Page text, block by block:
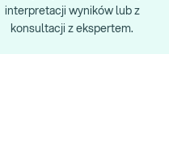
interpretacji wyników lub z
konsultacji z ekspertem.